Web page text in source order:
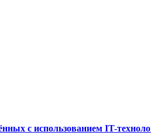
с использованием IT-